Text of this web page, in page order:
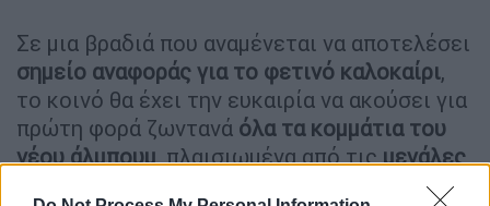
Σε μια βραδιά που αναμένεται να αποτελέσει
σημείο αναφοράς για το φετινό καλοκαίρι,
το κοινό θα έχει την ευκαιρία να ακούσει για
πρώτη φορά ζωντανά όλα τα κομμάτια του
νέου άλμπουμ, πλαισιωμένα από τιςμεγάλες
ως μία